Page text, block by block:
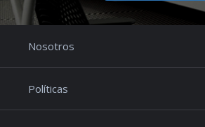
Nosotros
Políticas